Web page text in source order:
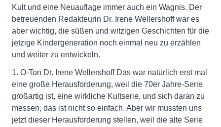
Kult und eine Neuauflage immer auch ein Wagnis. Der
betreuenden Redakteurin Dr. Irene Wellershoff war es
aber wichtig, die süßen und witzigen Geschichten für die
jetzige Kindergeneration noch einmal neu zu erzählen
und weiter zu entwickeln.
1. O-Ton Dr. Irene Wellershoff Das war natürlich erst mal
eine große Herausforderung, weil die 70er Jahre-Serie
großartig ist, eine wirkliche Kultserie, und sich daran zu
messen, das ist nicht so einfach. Aber wir mussten uns
jetzt dieser Herausforderung stellen, weil die alte Serie